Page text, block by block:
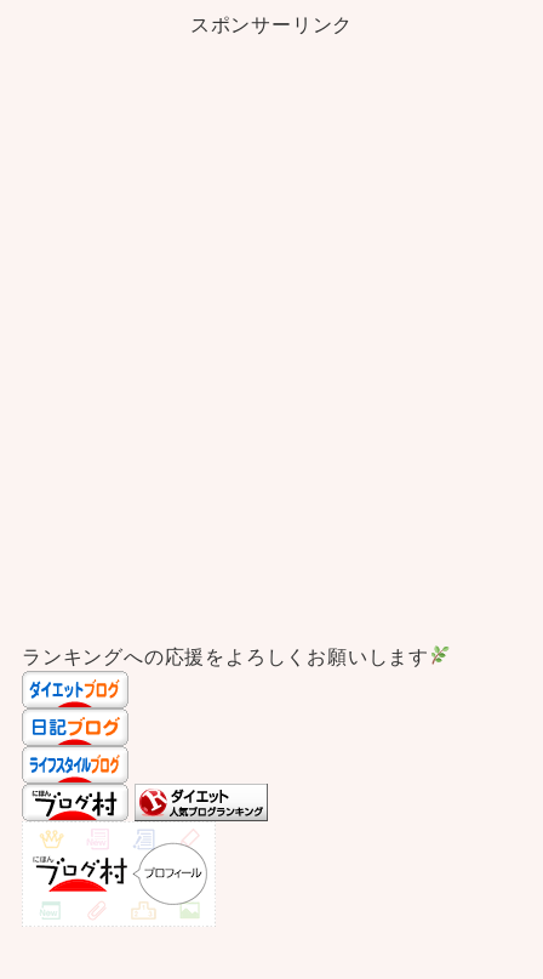
スポンサーリンク
ランキングへの応援をよろしくお願いします